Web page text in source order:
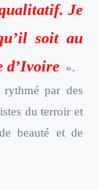
Je
soit au
d’Ivoire ».
par des
du terroir et
beauté et de